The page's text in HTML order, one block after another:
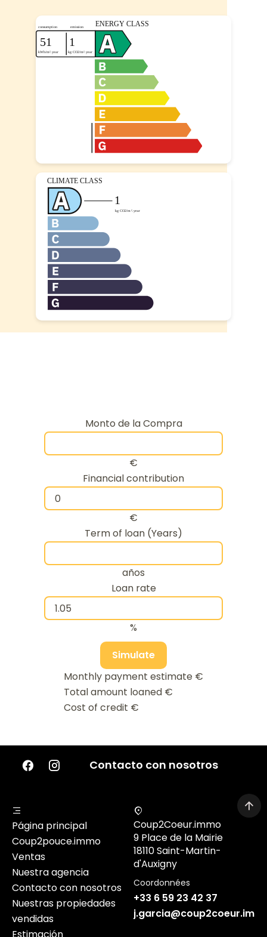
Monto de la Compra
€
Financial contribution
€
Term of loan (Years)
años
Loan rate
%
Simulate
Monthly payment estimate €
Total amount loaned €
Cost of credit €
Contacto con nosotros
Página principal
Coup2pouce.immo
Ventas
Nuestra agencia
Contacto con nosotros
Nuestras propiedades
vendidas
Coup2Coeur.immo
9 Place de la Mairie
18110 Saint-Martin-
d'Auxigny
Coordonnées
+33 6 59 23 42 37